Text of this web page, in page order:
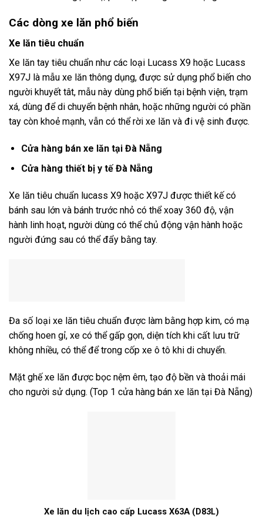
Các dòng xe lăn phổ biến
Xe lăn tiêu chuẩn
Xe lăn tay tiêu chuẩn như các loại Lucass X9 hoặc Lucass
X97J là mẫu xe lăn thông dụng, được sử dụng phổ biến cho
người khuyết tât, mẫu này dùng phổ biến tại bệnh viện, trạm
xá, dùng để di chuyển bệnh nhân, hoặc những người có phần
tay còn khoẻ mạnh, vẫn có thể rời xe lăn và đi vệ sinh được.
Cửa hàng bán xe lăn tại Đà Nẵng
Cửa hàng thiết bị y tế Đà Nẵng
Xe lăn tiêu chuẩn lucass X9 hoặc X97J được thiết kế có
bánh sau lớn và bánh trước nhỏ có thể xoay 360 độ, vận
hành linh hoạt, người dùng có thể chủ động vận hành hoặc
người đứng sau có thể đẩy bằng tay.
Đa số loại xe lăn tiêu chuẩn được làm bằng hợp kim, có mạ
chống hoen gỉ, xe có thể gấp gọn, diện tích khi cất lưu trữ
không nhiều, có thể để trong cốp xe ô tô khi di chuyển.
Mặt ghế xe lăn được bọc nệm êm, tạo độ bền và thoải mái
cho người sử dụng. (Top 1 cửa hàng bán xe lăn tại Đà Nẵng)
Xe lăn du lịch cao cấp Lucass X63A (D83L)